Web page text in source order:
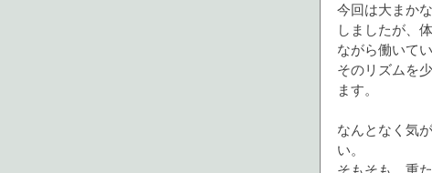
今回は大まか
しましたが、
ながら働いてい
そのリズムを
ます。
なんとなく気
い。